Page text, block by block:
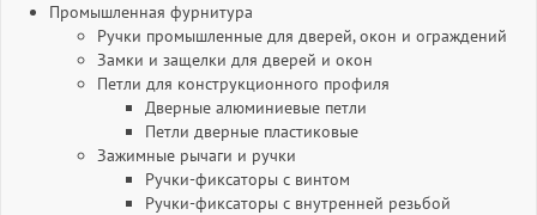
Промышленная фурнитура
Ручки промышленные для дверей, окон и ограждений
Замки и защелки для дверей и окон
Петли для конструкционного профиля
Дверные алюминиевые петли
Петли дверные пластиковые
Зажимные рычаги и ручки
Ручки-фиксаторы c винтом
Ручки-фиксаторы c внутренней резьбой